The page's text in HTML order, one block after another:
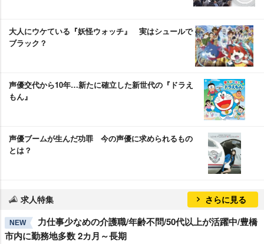
大人にウケている『妖怪ウォッチ』 実はシュールで
ブラック？
声優交代から10年…新たに確立した新世代の『ドラえ
もん』
声優ブームが生んだ功罪 今の声優に求められるもの
とは？
求人特集 さらに見る
NEW
力仕事少なめの介護職/年齢不問/50代以上が活躍中/豊橋
市内に勤務地多数 2カ月～長期